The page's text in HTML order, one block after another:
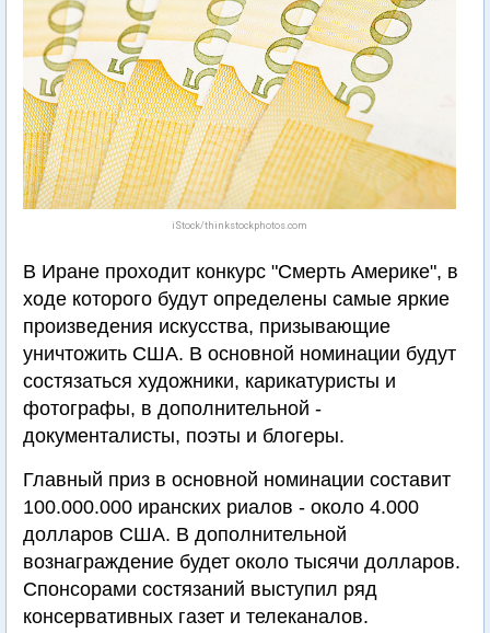
iStock/thinkstockphotos.com
В Иране проходит конкурс "Смерть Америке", в
ходе которого будут определены самые яркие
произведения искусства, призывающие
уничтожить США. В основной номинации будут
состязаться художники, карикатуристы и
фотографы, в дополнительной -
документалисты, поэты и блогеры.
Главный приз в основной номинации составит
100.000.000 иранских риалов - около 4.000
долларов США. В дополнительной
вознаграждение будет около тысячи долларов.
Спонсорами состязаний выступил ряд
консервативных газет и телеканалов.